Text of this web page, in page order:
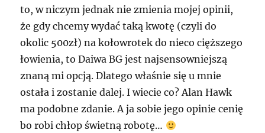
to, w niczym jednak nie zmienia mojej opinii,
że gdy chcemy wydać taką kwotę (czyli do
okolic 500zł) na kołowrotek do nieco cięższego
łowienia, to Daiwa BG jest najsensowniejszą
znaną mi opcją. Dlatego właśnie się u mnie
ostała i zostanie dalej. I wiecie co? Alan Hawk
ma podobne zdanie. A ja sobie jego opinie cenię
bo robi chłop świetną robotę…